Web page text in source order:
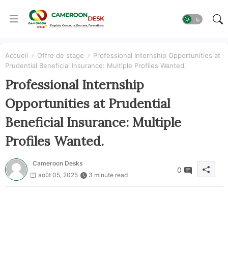
Accueil Offre de stage
Professional Internship Opportunities at
Prudential Beneficial Insurance: Multiple Profiles Wanted.
Professional Internship
Opportunities at Prudential
Beneficial Insurance: Multiple
Profiles Wanted.
Cameroon Desks
août 05, 2025
3 minute read
0